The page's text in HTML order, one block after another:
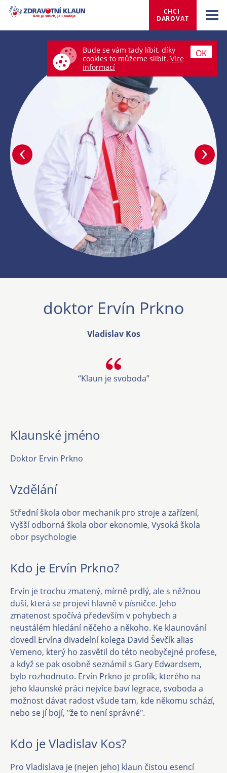
CHCI
DAROVAT
doktor Ervín Prkno
Vladislav Kos
“Klaun je svoboda”
Klaunské jméno
Doktor Ervin Prkno
Vzdělání
Střední škola obor mechanik pro stroje a zařízení,
Vyšší odborná škola obor ekonomie, Vysoká škola
obor psychologie
Kdo je Ervín Prkno?
Ervín je trochu zmatený, mírně prdlý, ale s něžnou
duší, která se projeví hlavně v písničce. Jeho
zmatenost spočívá především v pohybech a
neustálém hledání něčeho a někoho. Ke klaunování
dovedl Ervína divadelní kolega David Ševčík alias
Vemeno, který ho zasvětil do této neobyčejné profese,
a když se pak osobně seznámil s Gary Edwardsem,
bylo rozhodnuto. Ervín Prkno je profík, kterého na
jeho klaunské práci nejvíce baví legrace, svoboda a
možnost dávat radost všude tam, kde někomu schází,
nebo se jí bojí, "že to není správné".
Kdo je Vladislav Kos?
Pro Vladislava je (nejen jeho) klaun čistou esencí
Bude se vám tady líbit, díky
cookies to můžeme slíbit. Více
informací
OK